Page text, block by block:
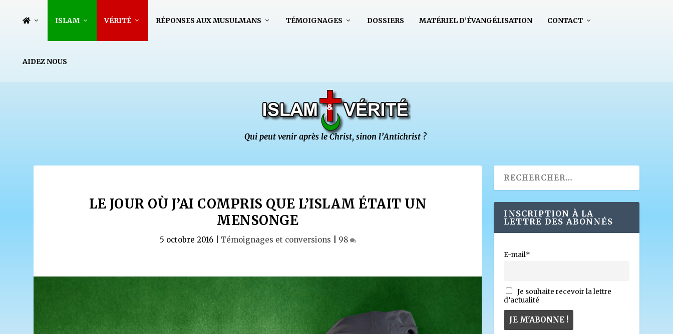
ISLAM VÉRITÉ RÉPONSES AUX MUSULMANS TÉMOIGNAGES DOSSIERS MATÉRIEL D’ÉVANGÉLISATION CONTACT
AIDEZ NOUS
LE JOUR OÙ J’AI COMPRIS QUE L’ISLAM ÉTAIT UN
MENSONGE
5 octobre 2016| Témoignages et conversions 98
INSCRIPTION À LA
LETTRE DES ABONNÉS
E-mail*
Je souhaite recevoir la lettre
d’actualité